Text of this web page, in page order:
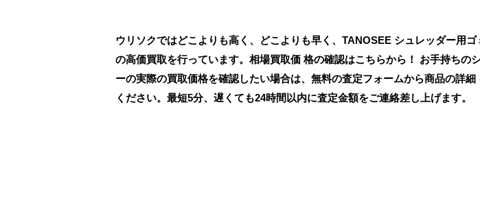
ウリソクではどこよりも高く、どこよりも早く、TANOSEE シュレッダー用ゴ
の高価買取を行っています。相場買取価 格の確認はこちらから！ お手持ちの
ーの実際の買取価格を確認したい場合は、無料の査定フォームから商品の詳細
ください。最短5分、遅くても24時間以内に査定金額をご連絡差し上げます。